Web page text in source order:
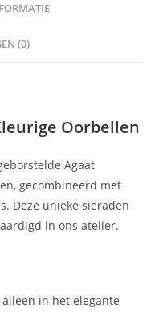
(0)
Oorbellen
Agaat
gecombineerd met
Deze unieke sieraden
in ons atelier.
in het elegante